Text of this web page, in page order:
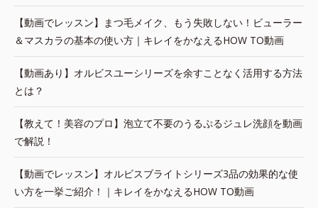
【動画でレッスン】まつ毛メイク、もう失敗しない！ビューラー
＆マスカラの基本の使い方｜キレイをかなえるHOW TO動画
【動画あり】オルビスユーシリーズを余すことなく活用する方法
とは？
【教えて！美容のプロ】泡立て不要のうるぷるジュレ洗顔を動画
で解説！
【動画でレッスン】オルビスブライトシリーズ3品の効果的な使
い方を一挙ご紹介！｜キレイをかなえるHOW TO動画